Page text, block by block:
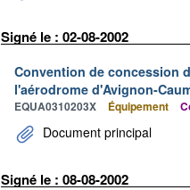
Signé le : 02-08-2002
Convention de concession
l'aérodrome d'Avignon-
EQUA0310203X Équipement
Document principal
Signé le : 08-08-2002